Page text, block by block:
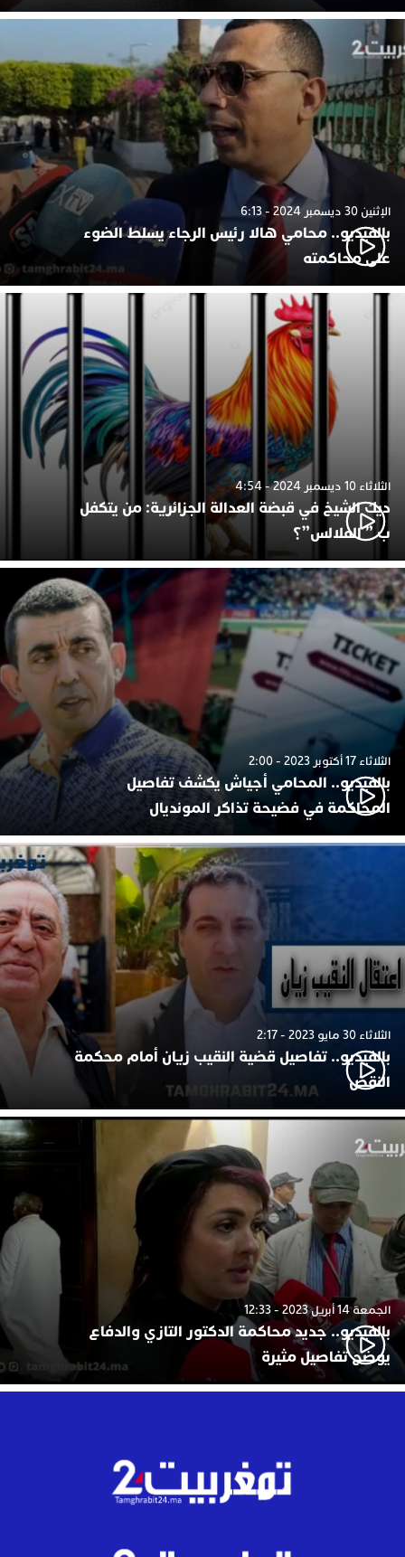
الإثنين 30 ديسمبر 2024 - 6:13
بالفيديو.. محامي هالا رئيس الرجاء يسلط الضوء
على محاكمته
الثلاثاء 10 ديسمبر 2024 - 4:54
ديك الشيخ في قبضة العدالة الجزائرية: من يتكفل
ب ” الفلالس”؟
الثلاثاء 17 أكتوبر 2023 - 2:00
بالفيديو.. المحامي أجياش يكشف تفاصيل
المحاكمة في فضيحة تذاكر المونديال
الثلاثاء 30 مايو 2023 - 2:17
بالفيديو.. تفاصيل قضية النقيب زيان أمام محكمة
النقض
الجمعة 14 أبريل 2023 - 12:33
بالفيديو.. جديد محاكمة الدكتور التازي والدفاع
يوضح تفاصيل مثيرة